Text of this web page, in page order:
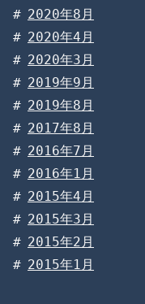
2020年8月
2020年4月
2020年3月
2019年9月
2019年8月
2017年8月
2016年7月
2016年1月
2015年4月
2015年3月
2015年2月
2015年1月